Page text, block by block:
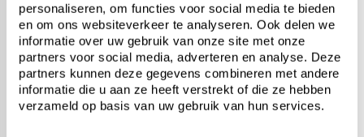
personaliseren, om functies voor social media te bieden
en om ons websiteverkeer te analyseren. Ook delen we
informatie over uw gebruik van onze site met onze
partners voor social media, adverteren en analyse. Deze
partners kunnen deze gegevens combineren met andere
informatie die u aan ze heeft verstrekt of die ze hebben
verzameld op basis van uw gebruik van hun services.
Tarp 6x10 PVC 900 -
Green
1-2 weeks (customized
product)